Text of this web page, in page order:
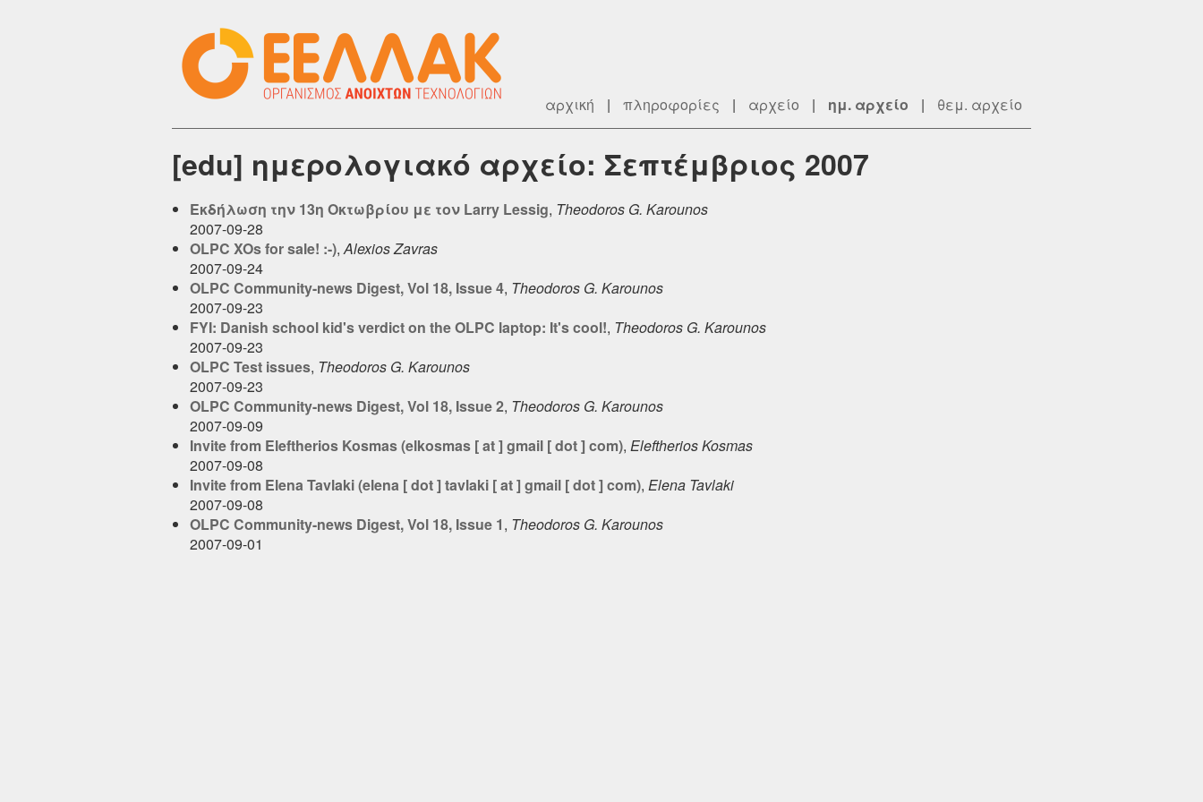
αρχική | πληροφορίες | αρχείο | ημ. αρχείο | θεμ. αρχείο
[edu] ημερολογιακό αρχείο: Σεπτέμβριος 2007
Εκδήλωση την 13η Οκτωβρίου με τον Larry Lessig, Theodoros G. Karounos
2007-09-28
OLPC XOs for sale! :-),Alexios Zavras
2007-09-24
OLPC Community-news Digest, Vol 18, Issue 4, Theodoros G. Karounos
2007-09-23
FYI: Danish school kid's verdict on the OLPC laptop: It's cool!, Theodoros G. Karounos
2007-09-23
OLPC Test issues, Theodoros G. Karounos
2007-09-23
OLPC Community-news Digest, Vol 18, Issue 2, Theodoros G. Karounos
2007-09-09
Invite from Eleftherios Kosmas (elkosmas [ at ] gmail [ dot ] com), Eleftherios Kosmas
2007-09-08
Invite from Elena Tavlaki (elena [ dot ] tavlaki [ at ] gmail [ dot ] com), Elena Tavlaki
2007-09-08
OLPC Community-news Digest, Vol 18, Issue 1, Theodoros G. Karounos
2007-09-01